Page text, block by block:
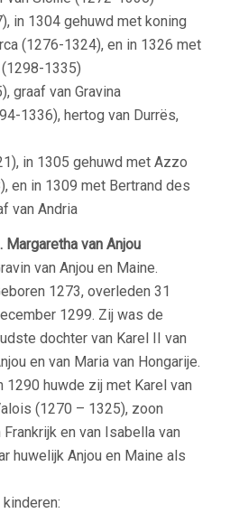
in 1304 gehuwd met koning
(1276-1324), en in 1326 met
1335)
graaf van Gravina
1336), hertog van Durrës,
in 1305 gehuwd met Azzo
en in 1309 met Bertrand des
van Andria
Margaretha van Anjou
van Anjou en Maine.
1273, overleden 31
1299. Zij was de
dochter van Karel II van
en van Maria van Hongarije.
1290 huwde zij met Karel van
(1270 – 1325), zoon
en van Isabella van
huwelijk Anjou en Maine als